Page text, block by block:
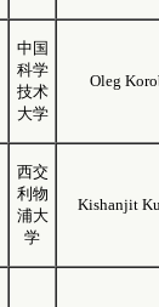
中国
科学
技术
大学
Oleg
西交
利物
浦大
学
Kishanjit